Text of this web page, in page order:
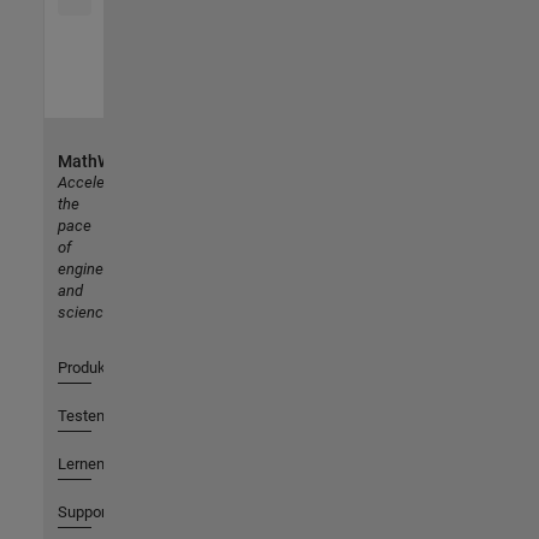
MathWorks
Accelerating
the
pace
of
engineering
and
science
Produkte
Testen oder Kaufen
Lernen
Support